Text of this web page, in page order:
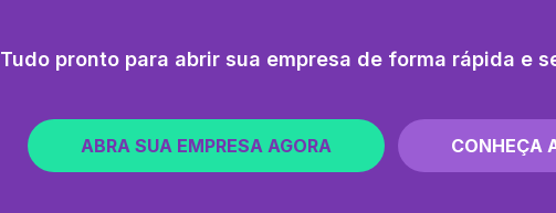
Tudo pronto para abrir sua empresa de forma rápida e
ABRA SUA EMPRESA AGORA CONHEÇA